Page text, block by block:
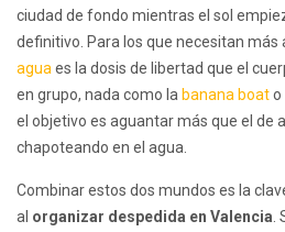
ciudad de fondo mientras el sol
definitivo. Para los que necesitan más
agua es la dosis de libertad que el
en grupo, nada como la banana boato
el objetivo es aguantar más que el de
chapoteando en el agua.
Combinar estos dos mundos es la
al organizar despedida en Valencia